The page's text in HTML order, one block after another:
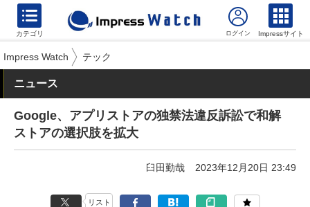
カテゴリ Impressサイト
Impress Watch テック
ニュース
Google、アプリストアの独禁法違反訴訟で和解
ストアの選択肢を拡大
臼田勤哉 2023年12月20日 23:49
リスト